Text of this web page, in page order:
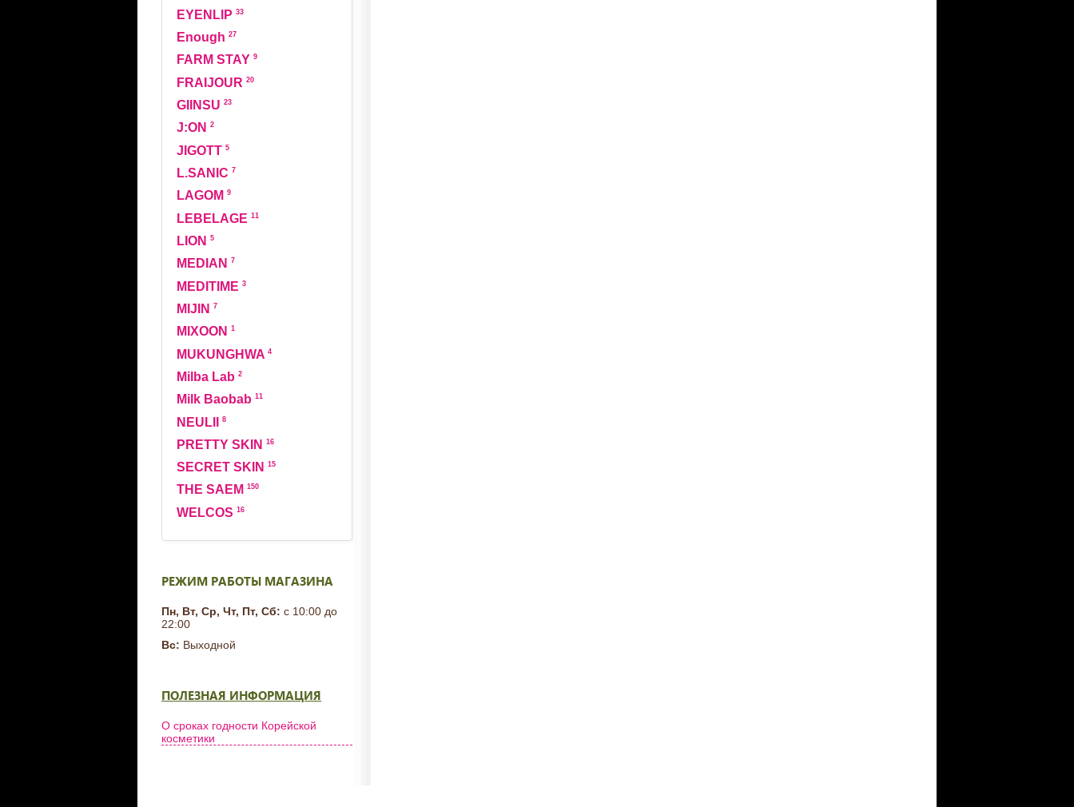
EYENLIP 33
Enough 27
FARM STAY 9
FRAIJOUR 20
GIINSU 23
J:ON 2
JIGOTT 5
L.SANIC 7
LAGOM 9
LEBELAGE 11
LION 5
MEDIAN 7
MEDITIME 3
MIJIN 7
MIXOON 1
MUKUNGHWA 4
Milba Lab 2
Milk Baobab 11
NEULII 8
PRETTY SKIN 16
SECRET SKIN 15
THE SAEM 150
WELCOS 16
РЕЖИМ РАБОТЫ МАГАЗИНА
Пн, Вт, Ср, Чт, Пт, Сб: с 10:00 до
22:00
Вс: Выходной
ПОЛЕЗНАЯ ИНФОРМАЦИЯ
О сроках годности Корейской
косметики